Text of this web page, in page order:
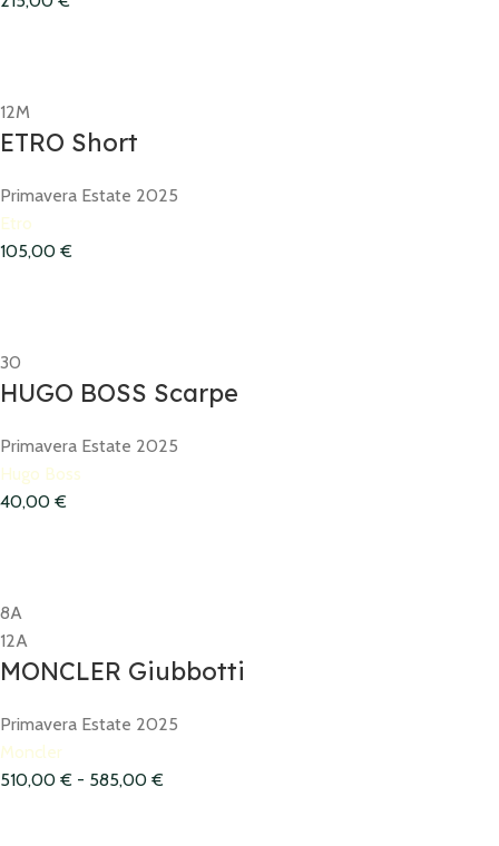
12M
ETRO Short
Primavera Estate 2025
Etro
105,00 €
30
HUGO BOSS Scarpe
Primavera Estate 2025
Hugo Boss
40,00 €
8A
12A
MONCLER Giubbotti
Primavera Estate 2025
Moncler
510,00 € - 585,00 €